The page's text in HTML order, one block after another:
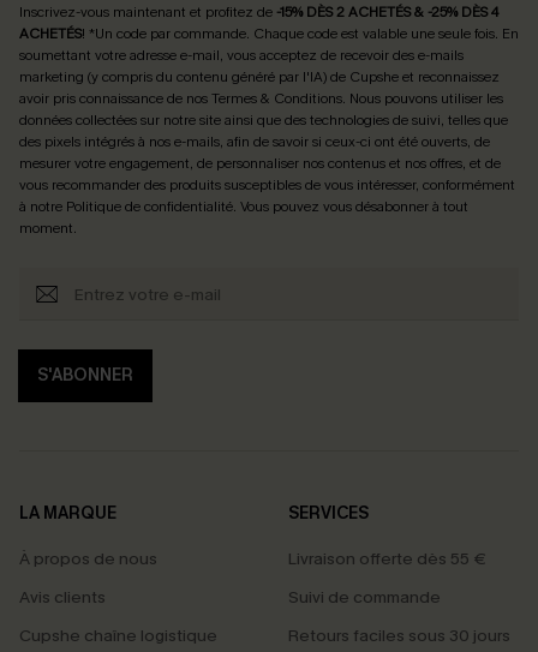
Inscrivez-vous maintenant et profitez de -15% DÈS 2 ACHETÉS & -25% DÈS 4
ACHETÉS! *Un code par commande. Chaque code est valable une seule fois. En
soumettant votre adresse e-mail, vous acceptez de recevoir des e-mails
marketing (y compris du contenu généré par l'IA) de Cupshe et reconnaissez
avoir pris connaissance de nosTermes & Conditions. Nous pouvons utiliser les
données collectées sur notre site ainsi que des technologies de suivi, telles que
des pixels intégrés à nos e-mails, afin de savoir si ceux-ci ont été ouverts, de
mesurer votre engagement, de personnaliser nos contenus et nos offres, et de
vous recommander des produits susceptibles de vous intéresser, conformément
à notre Politique de confidentialité. Vous pouvez vous désabonner à tout
moment.
S'ABONNER
LA MARQUE
À propos de nous
Avis clients
Cupshe chaîne logistique
SERVICES
Livraison offerte dès 55 €
Suivi de commande
Retours faciles sous 30 jours